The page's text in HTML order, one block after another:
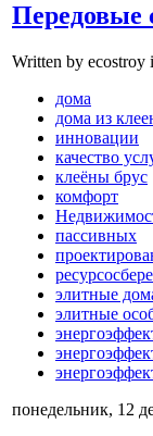
Передовые
Written by ecostroy
дома
дома из
инновации
качество
клеёны брус
комфорт
пассивных
элитные
элитные
понедельник, 12